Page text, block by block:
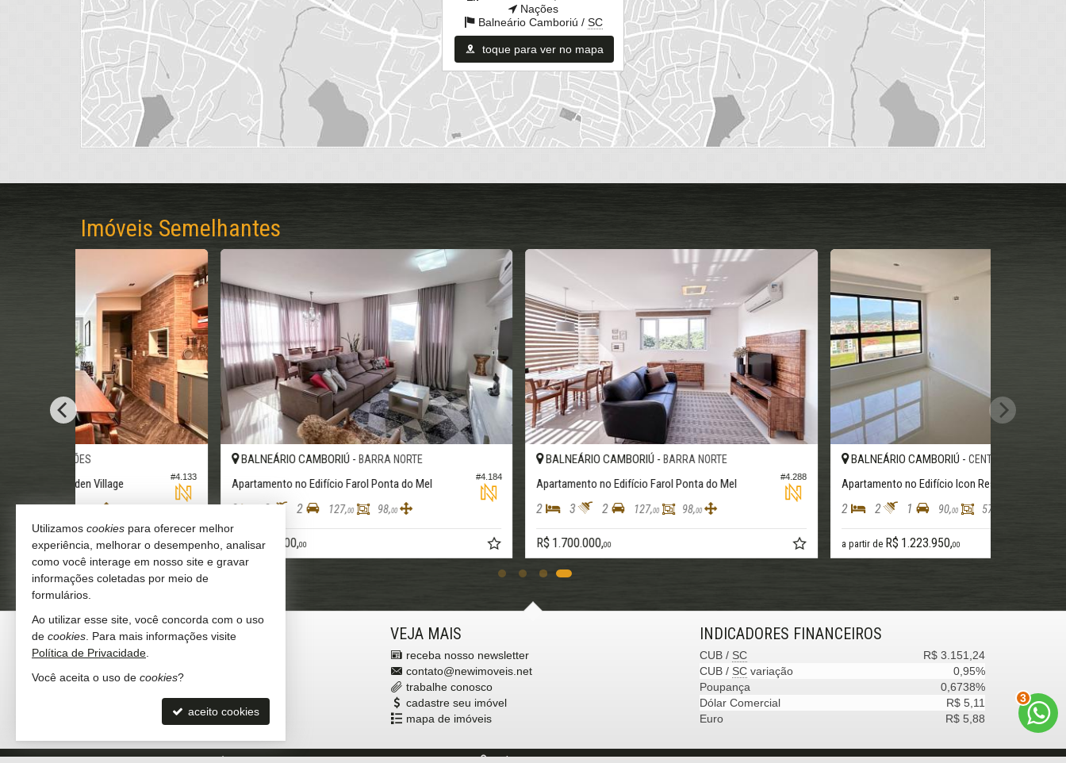
Nações
Balneário Camboriú / SC
toque para ver no mapa
Imóveis Semelhantes
CENTRO
Apartamento no Edifício Icon Residence
a partir deR$ 1.223.950,00
BALNEÁRIO CAMBORIÚ - CENTRO
Apartamento no Edifício Sol da Manhã
2 93,00
R$ 1.721.000,
BALNEÁRIO CAMBORIÚ - CENTRO
Apartamento no Edifício Blue Marine
2 110,
NEW IMÓVEIS
Rua 1500, 820
Centro - 88330-526
mapa google
3515-3119 (WhatsApp)
VEJA MAIS
receba nosso newsletter
contato@newimoveis.net
trabalhe conosco
cadastre seu imóvel
mapa de imóveis
INDICADORES FINANCEIROS
CUB / SC
R$ 3.151,24
CUB / SC variação
0,95%
Poupança
0,6738%
Dólar Comercial
R$ 5,11
Euro
R$ 5,88
©Copyright 2019-2026 New Imóveis -CRECI/SC 4848-J— Todos os direitos reservados. Política de Privacidade
3
Utilizamos cookies para oferecer melhor
experiência, melhorar o desempenho, analisar
como você interage em nosso site e gravar
informações coletadas por meio de
formulários.
Ao utilizar esse site, você concorda com o uso
de cookies . Para mais informações visite
Política de Privacidade
Você aceita o uso de cookies?
aceito cookies